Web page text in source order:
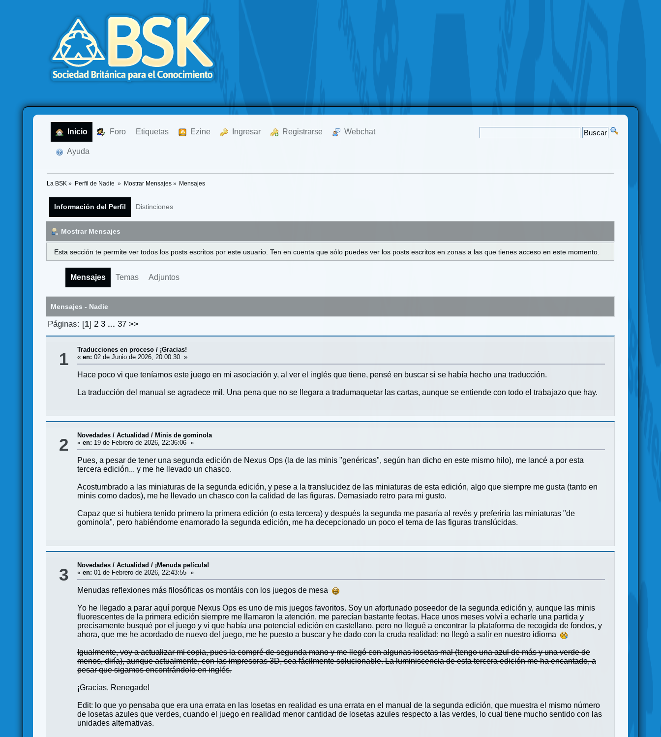
Inicio Foro Etiquetas Ezine Ingresar Registrarse Webchat
Ayuda
La BSK » Perfil de Nadie » Mostrar Mensajes» Mensajes
Información del Perfil Distinciones
Mostrar Mensajes
Esta sección te permite ver todos los posts escritos por este usuario. Ten en cuenta que sólo puedes ver los posts escritos en zonas a las que tienes acceso en este momento.
Mensajes Temas Adjuntos
Mensajes - Nadie
Páginas: [1] 2 3 ... 37 >>
1 Traducciones en proceso / ¡Gracias!
«en: 02 de Junio de 2026, 20:00:30 »
Hace poco vi que teníamos este juego en mi asociación y, al ver el inglés que tiene, pensé en buscar si se había hecho una traducción.
La traducción del manual se agradece mil. Una pena que no se llegara a tradumaquetar las cartas, aunque se entiende con todo el trabajazo que hay.
2 Novedades / Actualidad / Minis de gominola
«en: 19 de Febrero de 2026, 22:36:06 »
Pues, a pesar de tener una segunda edición de Nexus Ops (la de las minis "genéricas", según han dicho en este mismo hilo), me lancé a por esta
tercera edición... y me he llevado un chasco.
Acostumbrado a las miniaturas de la segunda edición, y pese a la translucidez de las miniaturas de esta edición, algo que siempre me gusta (tanto en
minis como dados), me he llevado un chasco con la calidad de las figuras. Demasiado retro para mi gusto.
Capaz que si hubiera tenido primero la primera edición (o esta tercera) y después la segunda me pasaría al revés y preferiría las miniaturas "de
gominola", pero habiéndome enamorado la segunda edición, me ha decepcionado un poco el tema de las figuras translúcidas.
3 Novedades / Actualidad / ¡Menuda película!
«en: 01 de Febrero de 2026, 22:43:55 »
Menudas reflexiones más filosóficas os montáis con los juegos de mesa
Yo he llegado a parar aquí porque Nexus Ops es uno de mis juegos favoritos. Soy un afortunado poseedor de la segunda edición y, aunque las minis
fluorescentes de la primera edición siempre me llamaron la atención, me parecían bastante feotas. Hace unos meses volví a echarle una partida y
precisamente busqué por el juego y vi que había una potencial edición en castellano, pero no llegué a encontrar la plataforma de recogida de fondos, y
ahora, que me he acordado de nuevo del juego, me he puesto a buscar y he dado con la cruda realidad: no llegó a salir en nuestro idioma
Igualmente, voy a actualizar mi copia, pues la compré de segunda mano y me llegó con algunas losetas mal (tengo una azul de más y una verde de
menos, diría), aunque actualmente, con las impresoras 3D, sea fácilmente solucionable. La luminiscencia de esta tercera edición me ha encantado, a
pesar que sigamos encontrándolo en inglés.
¡Gracias, Renegade!
Edit: lo que yo pensaba que era una errata en las losetas en realidad es una errata en el manual de la segunda edición, que muestra el mismo número
de losetas azules que verdes, cuando el juego en realidad menor cantidad de losetas azules respecto a las verdes, lo cual tiene mucho sentido con las
unidades alternativas.